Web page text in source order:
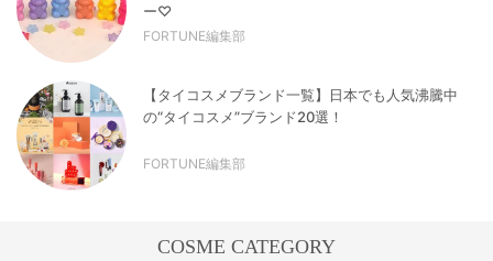
ー♡
FORTUNE編集部
【タイコスメブランド一覧】日本でも人気沸騰中
の“タイコスメ”ブランド20選！
FORTUNE編集部
COSME CATEGORY